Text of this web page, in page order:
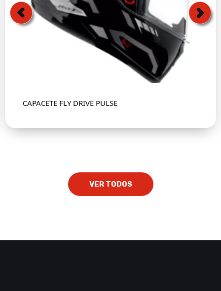
CAPACETE FLY DRIVE PULSE
VER TODOS